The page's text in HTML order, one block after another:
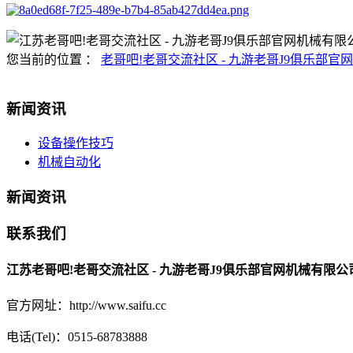
您当前的位置 ： 老哥吧!老哥交流社区 - 九游老哥J9俱乐部官网
新闻资讯
设备操作技巧
机械自动化
新闻资讯
联系我们
江苏老哥吧!老哥交流社区 - 九游老哥J9俱乐部官网机械有限公
官方网址：http://www.saifu.cc
电话(Tel)：0515-68783888